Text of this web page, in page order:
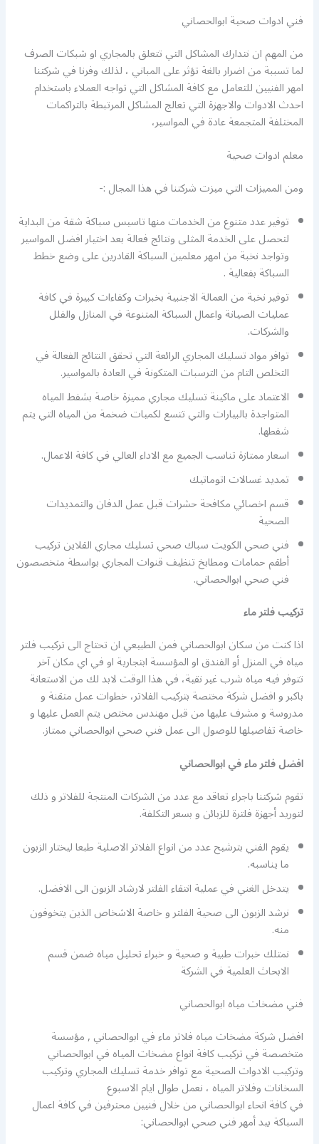
فني ادوات صحية ابوالحصاني
من المهم ان نتدارك المشاكل التي تتعلق بالمجاري او شبكات الصرف
لما تسببة من اضرار بالغة تؤثر على المباني ، لذلك وفرنا في شركتنا
امهر الفنيين للتعامل مع كافة المشاكل التي تواجه العملاء باستخدام
احدث الادوات والاجهزة التي تعالج المشاكل المرتبطة بالتراكمات
المختلفة المتجمعة عادة في المواسير،
معلم ادوات صحية
ومن المميزات التي ميزت شركتنا في هذا المجال :-
توفير عدد متنوع من الخدمات منها تاسيس سباكة شقة من البداية
لتحصل على الخدمة المثلى ونتائج فعالة بعد اختيار افضل المواسير
وتواجد نخبة من امهر معلمين السباكة القادرين على وضع خطط
السباكة بفعالية .
توفير نخبة من العمالة الاجنبية بخبرات وكفاءات كبيرة في كافة
عمليات الصيانة واعمال السباكة المتنوعة في المنازل والفلل
والشركات.
توافر مواد تسليك المجاري الرائعة التي تحقق النتائج الفعالة في
التخلص التام من الترسبات المتكونة في العادة بالمواسير.
الاعتماد على ماكينة تسليك مجاري مميزة خاصة بشفط المياه
المتواجدة بالبيارات والتي تتسع لكميات ضخمة من المياه التي يتم
شفطها.
اسعار ممتازة تناسب الجميع مع الاداء العالي في كافة الاعمال.
تمديد غسالات اتوماتيك
قسم اخصائي مكافحة حشرات قبل عمل الدفان والتمديدات
الصحية
فني صحي الكويت سباك صحي تسليك مجاري القلاين تركيب
أطقم حمامات ومطابخ تنظيف قنوات المجاري بواسطة متخصصون
فني صحي ابوالحصاني.
تركيب فلتر ماء
اذا كنت من سكان ابوالحصاني فمن الطبيعي ان تحتاج الى تركيب فلتر
مياه في المنزل أو الفندق او المؤسسة ابتجارية او في اي مكان آخر
تتوفر فيه مياه شرب غير نقية، في هذا الوقت لابد لك من الاستعانة
باكبر و افضل شركة مختصة بتركيب الفلاتر، خطوات عمل متقنة و
مدروسة و مشرف عليها من قبل مهندس مختص يتم العمل عليها و
خاصة تفاصيلها للوصول الى عمل فني صحي ابوالحصاني ممتاز.
افضل فلتر ماء في ابوالحصاني
تقوم شركتنا باجراء تعاقد مع عدد من الشركات المنتجة للفلاتر و ذلك
لتوريد أجهزة فلترة للزبائن و بسعر التكلفة.
يقوم الفني بترشيح عدد من انواع الفلاتر الاصلية طبعا ليختار الزبون
ما يناسبه.
يتدخل الغني في عملية انتقاء الفلتر لارشاد الزبون الى الافضل.
نرشد الزبون الى صحية الفلتر و خاصة الاشخاص الذين يتخوفون
منه.
نمتلك خبرات طبية و صحية و خبراء تحليل مياه ضمن قسم
الابحاث العلمية في الشركة
فني مضخات مياه ابوالحصاني
افضل شركة مضخات مياه فلاتر ماء في ابوالحصاني , مؤسسة
متخصصة في تركيب كافة انواع مضخات المياه في ابوالحصاني
وتركيب الادوات الصحية مع توافر خدمة تسليك المجاري وتركيب
السخانات وفلاتر المياه ، نعمل طوال ايام الاسبوع
في كافة انحاء ابوالحصاني من خلال فنيين محترفين في كافة اعمال
السباكة بيد أمهر فني صحي ابوالحصاني: